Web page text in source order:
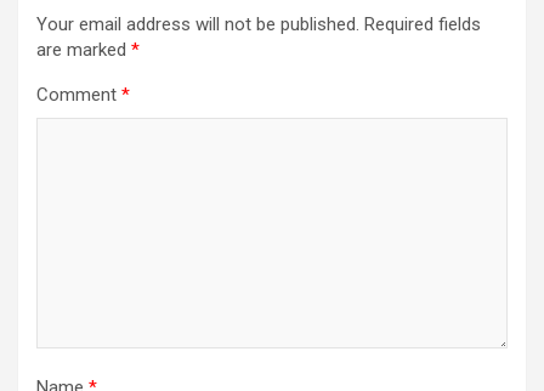
Your email address will not be published. Required fields
are marked *
Comment *